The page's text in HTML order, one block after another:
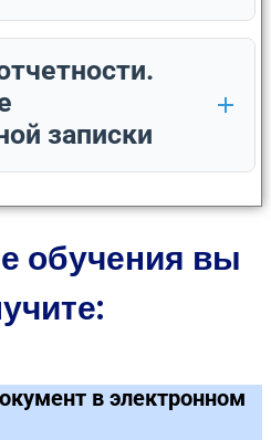
записки
обучения вы
в электронном